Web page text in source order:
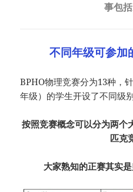
事包
不同年级可参加
BPHO物理竞赛分为13种，
年级）的学生开设了不同级
按照竞赛概念可以分为两个
匹克
大家熟知的正赛其实